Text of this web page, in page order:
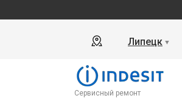
Липецк ▼
Сервисный ремонт